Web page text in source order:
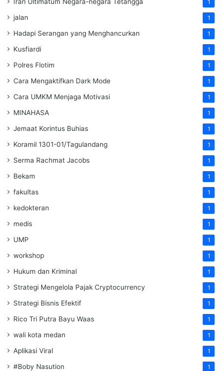
1
jalan 1
Hadapi Serangan yang Menghancurkan 1
Kusfiardi 1
Polres Flotim 1
Cara Mengaktifkan Dark Mode 1
Cara UMKM Menjaga Motivasi 1
MINAHASA 1
Jemaat Korintus Buhias 1
Koramil 1301-01/Tagulandang 1
Serma Rachmat Jacobs 1
Bekam 1
fakultas 1
kedokteran 1
medis 1
UMP 1
workshop 1
Hukum dan Kriminal 1
Strategi Mengelola Pajak Cryptocurrency 1
Strategi Bisnis Efektif 1
Rico Tri Putra Bayu Waas 1
wali kota medan 1
Aplikasi Viral 1
#Boby Nasution 1